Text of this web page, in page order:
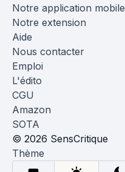
Notre application mobile
Notre extension
Aide
Nous contacter
Emploi
L'édito
CGU
Amazon
SOTA
© 2026 SensCritique
Thème